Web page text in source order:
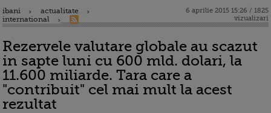
ibani
actualitate
international
6 aprilie 2015 15:26 / 1825
vizualizari
Rezervele valutare globale au scazut
in sapte luni cu 600 mld. dolari, la
11.600 miliarde. Tara care a
"contribuit" cel mai mult la acest
rezultat